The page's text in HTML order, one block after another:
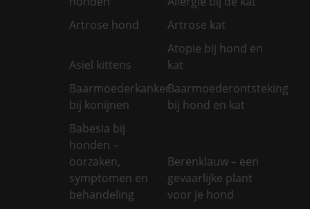
Artrose hond
Artrose kat
Asiel kittens
Atopie bij hond en
kat
Baarmoederkanker
bij konijnen
Baarmoederontsteking
bij hond en kat
Babesia bij
honden –
oorzaken,
symptomen en
behandeling
Berenklauw – een
gevaarlijke plant
voor je hond